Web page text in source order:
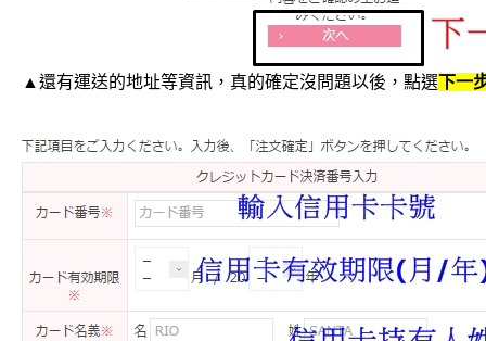
▲還有運送的地址等資訊，真的確定沒問題以後，點選下一